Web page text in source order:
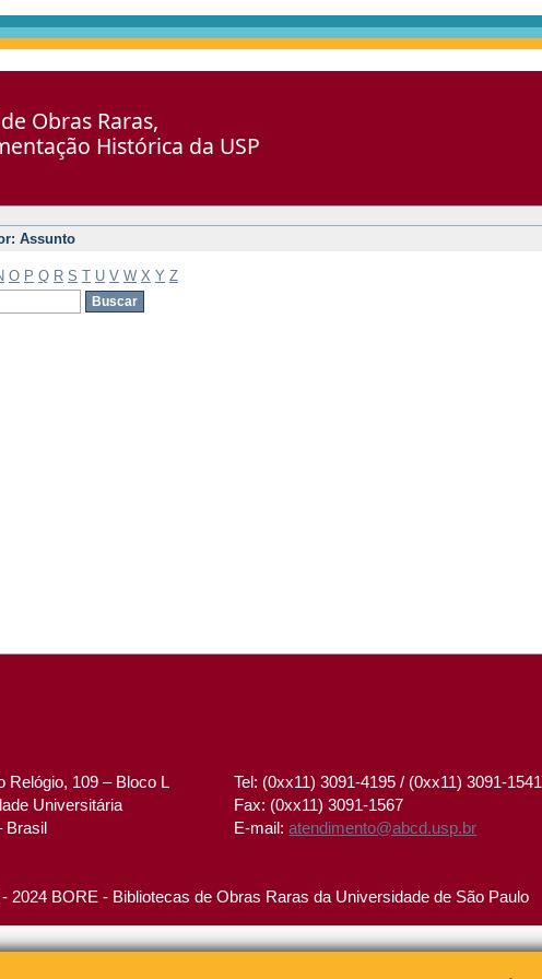
Obras Raras,
Histórica da USP
Assunto
O P Q R S T U V W X Y Z
Relógio, 109 – Bloco L
Universitária
Brasil
Tel: (0xx11) 3091-4195 / (0xx11) 3091-1541
Fax: (0xx11) 3091-1567
E-mail:atendimento@abcd.usp.br
2024 BORE - Bibliotecas de Obras Raras da Universidade de São Paulo